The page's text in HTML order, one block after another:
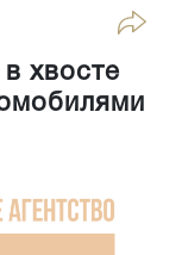
хвосте